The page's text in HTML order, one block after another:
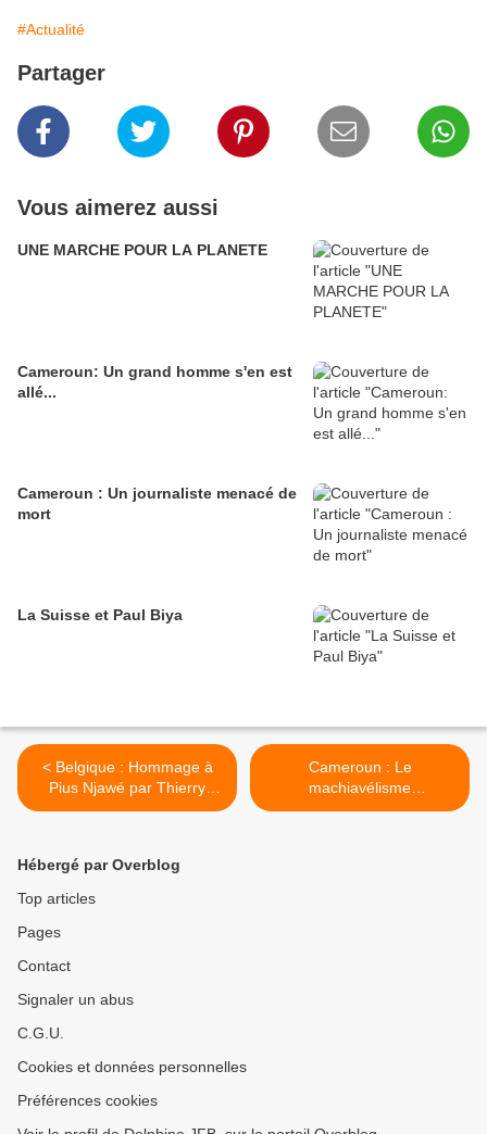
#Actualité
Partager
Vous aimerez aussi
UNE MARCHE POUR LA PLANETE
Cameroun: Un grand homme s'en est
allé...
Cameroun : Un journaliste menacé de
mort
La Suisse et Paul Biya
< Belgique : Hommage à
Pius Njawé par Thierry
AMOUGOU
Cameroun : Le
machiavélisme
compatissant de Paul Biya
Hébergé par Overblog
Top articles
Pages
Contact
Signaler un abus
C.G.U.
Cookies et données personnelles
Préférences cookies